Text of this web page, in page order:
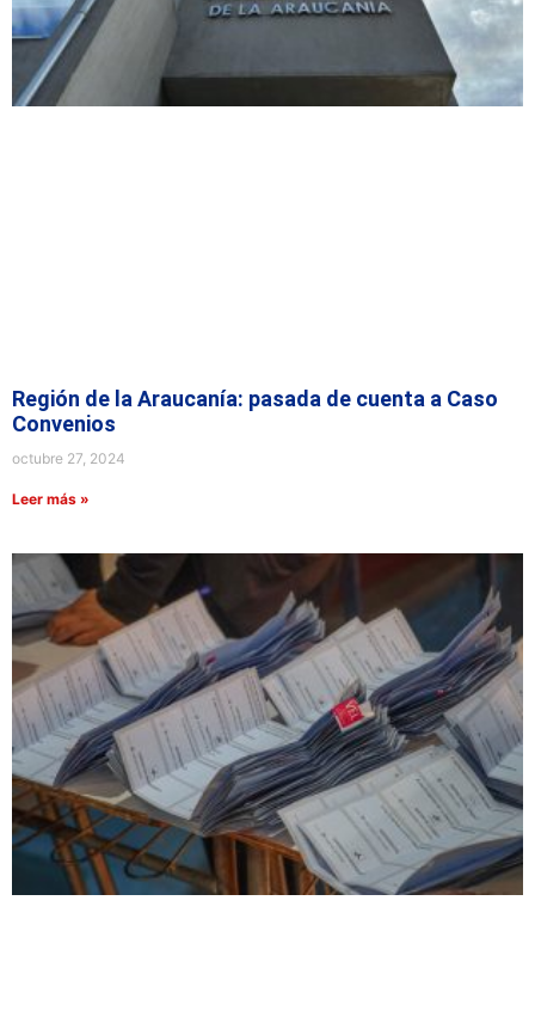
Región de la Araucanía: pasada de cuenta a Caso
Convenios
octubre 27, 2024
Leer más »